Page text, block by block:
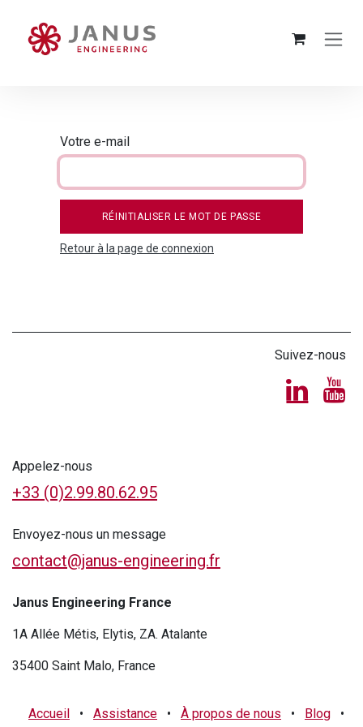
Votre e-mail
RÉINITIALISER LE MOT DE PASSE
Retour à la page de connexion
Suivez-nous
Appelez-nous
+33 (0)2.99.80.62.95
Envoyez-nous un message
contact@janus-engineering.fr
Janus Engineering France
1A Allée Métis, Elytis, ZA. Atalante
35400 Saint Malo, France
Accueil • Assistance • À propos de nous • Blog
•